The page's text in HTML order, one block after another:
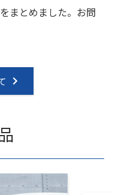
まとめました。お問